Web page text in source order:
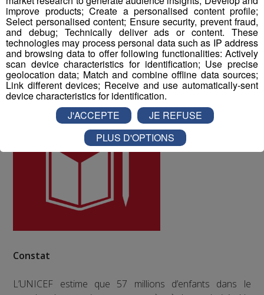
10 à la qualité de vie au travail au sein du Groupe Mont
Blanc Médias.
ODD numéro 4 : Education de qualité
Constat
L’UNICEF estime que 57 millions d’enfants dans le
improve products; Create a personalised content profile;
Select personalised content; Ensure security, prevent fraud,
and debug; Technically deliver ads or content. These
technologies may process personal data such as IP address
and browsing data to offer following functionalities: Actively
scan device characteristics for identification; Use precise
geolocation data; Match and combine offline data sources;
Link different devices; Receive and use automatically-sent
device characteristics for identification.
J'ACCEPTE
JE REFUSE
PLUS D'OPTIONS